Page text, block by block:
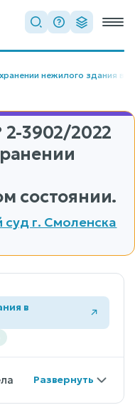
нежилого здания в
3902/2022
состоянии.
г. Смоленска
в